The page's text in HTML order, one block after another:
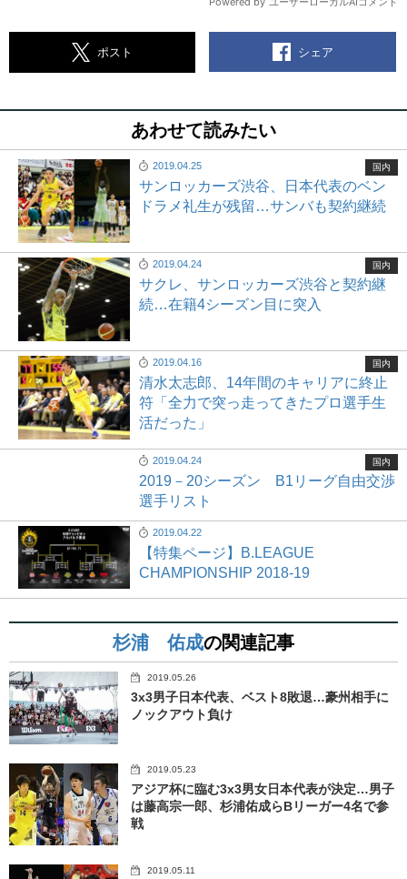
ポスト シェア
あわせて読みたい
2019.04.25
サンロッカーズ渋谷、日本代表のベン
ドラメ礼生が残留…サンバも契約継続
国内
2019.04.24
サクレ、サンロッカーズ渋谷と契約継
続…在籍4シーズン目に突入
国内
2019.04.16
清水太志郎、14年間のキャリアに終止
符「全力で突っ走ってきたプロ選手生
活だった」
国内
2019.04.24
2019－20シーズン B1リーグ自由交渉
選手リスト
国内
2019.04.22
【特集ページ】B.LEAGUE
CHAMPIONSHIP 2018-19
杉浦 佑成の関連記事
2019.05.26
3x3男子日本代表、ベスト8敗退…豪州相手に
ノックアウト負け
2019.05.23
アジア杯に臨む3x3男女日本代表が決定…男子
は藤高宗一郎、杉浦佑成らBリーガー4名で参
戦
2019.05.11